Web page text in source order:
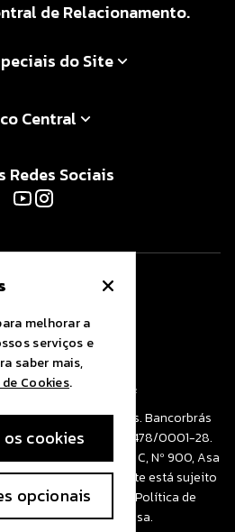
de Relacionamento.
do Site
Central
Redes Sociais
doGrupo Bancorbrás
os direitos reservados. Bancorbrás
S.A. CNPJ/02.010.478/0001-28.
SCN, Quadra 2, Bloco C, Nº 900, Asa
030. O uso deste site está sujeito
de Privacidade, Política de
de uso da empresa.
melhorar a
serviços e
saber mais,
Cookies.
cookies
opcionais